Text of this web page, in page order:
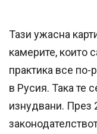
Тази ужасна
камерите, които
практика все
в Русия. Така те
изнудвани. През